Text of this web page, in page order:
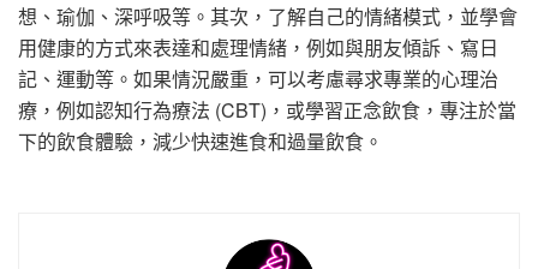
想、瑜伽、深呼吸等。其次，了解自己的情緒模式，並學會
用健康的方式來表達和處理情緒，例如與朋友傾訴、寫日
記、運動等。如果情況嚴重，可以考慮尋求專業的心理治
療，例如認知行為療法 (CBT)，或學習正念飲食，專注於當
下的飲食體驗，減少快速進食和過量飲食。